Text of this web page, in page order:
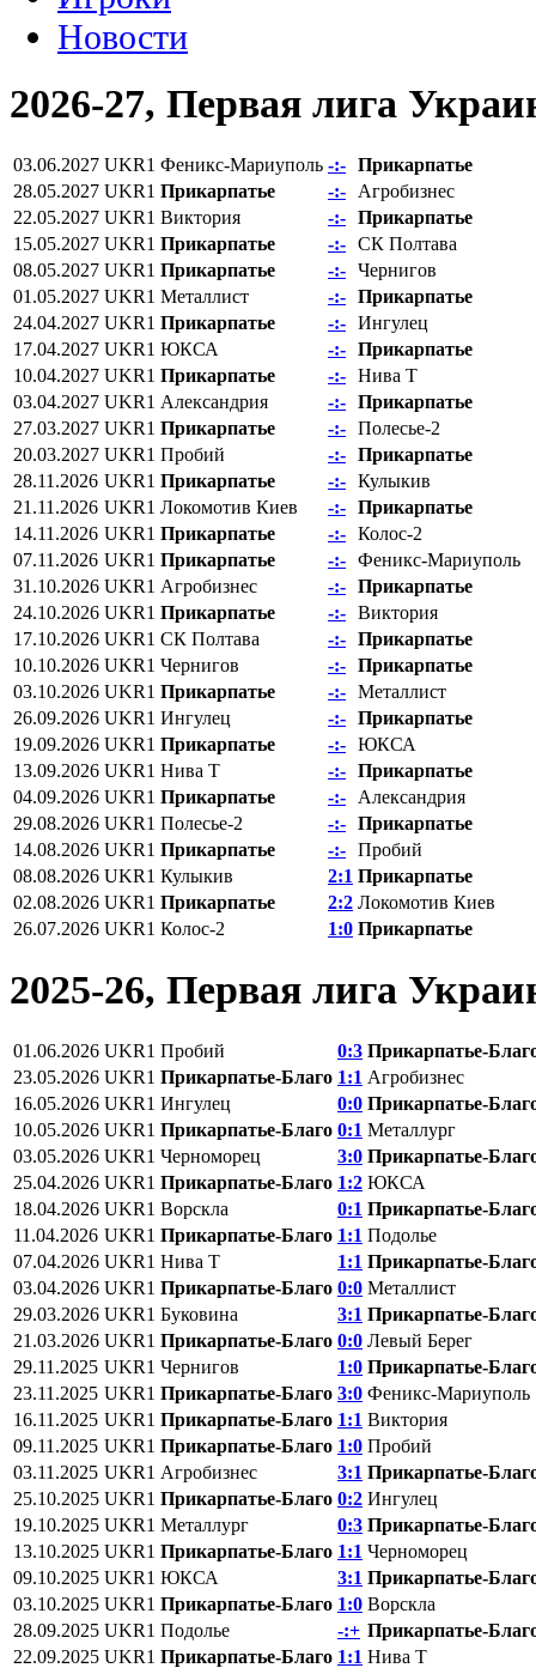
Новости
2026-27, Первая лига
03.06.2027 UKR1 Феникс-Мариуполь -:- Прикарпатье
28.05.2027 UKR1 Прикарпатье -:-
Агробизнес
22.05.2027 UKR1 Виктория -:- Прикарпатье
15.05.2027 UKR1 Прикарпатье -:- СК Полтава
08.05.2027 UKR1 Прикарпатье -:- Чернигов
01.05.2027 UKR1 Металлист -:- Прикарпатье
24.04.2027 UKR1 Прикарпатье -:- Ингулец
17.04.2027 UKR1 ЮКСА -:- Прикарпатье
10.04.2027 UKR1 Прикарпатье -:- Нива Т
03.04.2027 UKR1 Александрия -:- Прикарпатье
27.03.2027 UKR1 Прикарпатье -:- Полесье-2
20.03.2027 UKR1 Пробий -:- Прикарпатье
28.11.2026 UKR1 Прикарпатье -:- Кулыкив
21.11.2026 UKR1 Локомотив Киев -:- Прикарпатье
14.11.2026 UKR1 Прикарпатье -:- Колос-2
07.11.2026 UKR1 Прикарпатье -:- Феникс-Мариуполь
31.10.2026 UKR1 Агробизнес -:- Прикарпатье
24.10.2026 UKR1 Прикарпатье -:- Виктория
17.10.2026 UKR1 СК Полтава -:- Прикарпатье
10.10.2026 UKR1 Чернигов -:- Прикарпатье
03.10.2026 UKR1 Прикарпатье -:- Металлист
26.09.2026 UKR1 Ингулец -:- Прикарпатье
19.09.2026 UKR1 Прикарпатье -:- ЮКСА
13.09.2026 UKR1 Нива Т -:- Прикарпатье
04.09.2026 UKR1 Прикарпатье -:-
Александрия
29.08.2026 UKR1 Полесье-2 -:- Прикарпатье
14.08.2026 UKR1 Прикарпатье -:- Пробий
08.08.2026 UKR1 Кулыкив 2:1 Прикарпатье
02.08.2026 UKR1 Прикарпатье 2:2 Локомотив Киев
26.07.2026 UKR1 Колос-2 1:0 Прикарпатье
2025-26, Первая лига
01.06.2026 UKR1 Пробий 0:3 Прикарпатье-
23.05.2026 UKR1 Прикарпатье-Благо 1:1 Агробизнес
16.05.2026 UKR1 Ингулец 0:0 Прикарпатье-
10.05.2026 UKR1 Прикарпатье-Благо 0:1 Металлург
03.05.2026 UKR1 Черноморец 3:0 Прикарпатье-
25.04.2026 UKR1 Прикарпатье-Благо 1:2 ЮКСА
18.04.2026 UKR1 Ворскла 0:1 Прикарпатье-
11.04.2026 UKR1 Прикарпатье-Благо 1:1 Подолье
07.04.2026 UKR1 Нива Т 1:1 Прикарпатье-
03.04.2026 UKR1 Прикарпатье-Благо 0:0 Металлист
29.03.2026 UKR1 Буковина 3:1 Прикарпатье-
21.03.2026 UKR1 Прикарпатье-Благо 0:0 Левый Берег
29.11.2025 UKR1 Чернигов 1:0 Прикарпатье-
23.11.2025 UKR1 Прикарпатье-Благо 3:0 Феникс-Мариуполь
16.11.2025 UKR1 Прикарпатье-Благо 1:1 Виктория
09.11.2025 UKR1 Прикарпатье-Благо 1:0 Пробий
03.11.2025 UKR1 Агробизнес 3:1 Прикарпатье-
25.10.2025 UKR1 Прикарпатье-Благо 0:2 Ингулец
19.10.2025 UKR1 Металлург 0:3 Прикарпатье-
13.10.2025 UKR1 Прикарпатье-Благо 1:1 Черноморец
09.10.2025 UKR1 ЮКСА 3:1 Прикарпатье-
03.10.2025 UKR1 Прикарпатье-Благо 1:0 Ворскла
28.09.2025 UKR1 Подолье -:+ Прикарпатье-
22.09.2025 UKR1 Прикарпатье-Благо 1:1 Нива Т